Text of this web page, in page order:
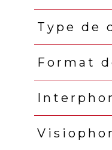
Type de
Format